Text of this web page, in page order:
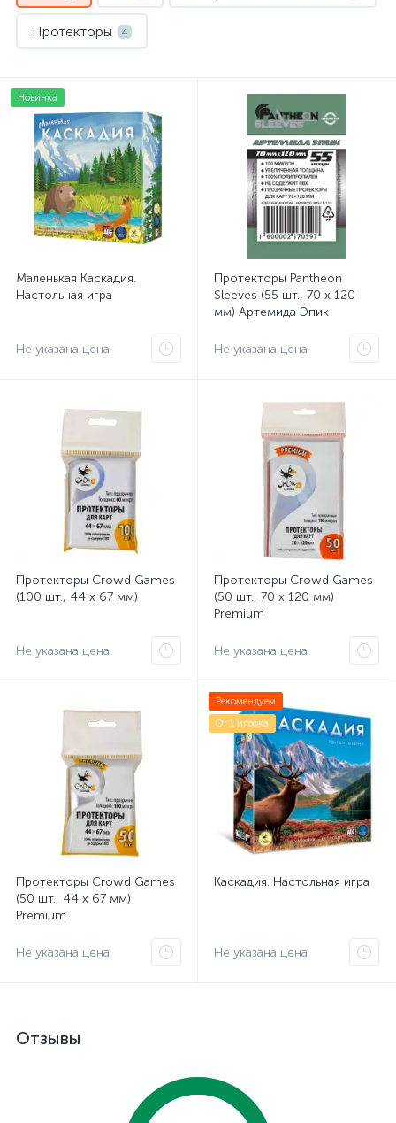
Протекторы 4
Новинка
Маленькая Каскадия.
Настольная игра
Не указана цена
Протекторы Pantheon
Sleeves (55 шт., 70 x 120
мм) Артемида Эпик
Не указана цена
Протекторы Crowd Games
(100 шт., 44 x 67 мм)
Не указана цена
Протекторы Crowd Games
(50 шт., 70 x 120 мм)
Premium
Не указана цена
Протекторы Crowd Games
(50 шт., 44 x 67 мм)
Premium
Не указана цена
Рекомендуем
От 1 игрока
Каскадия. Настольная игра
Не указана цена
Отзывы